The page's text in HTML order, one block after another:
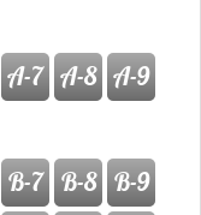
A-7 A-8 A-9
B-7 B-8 B-9